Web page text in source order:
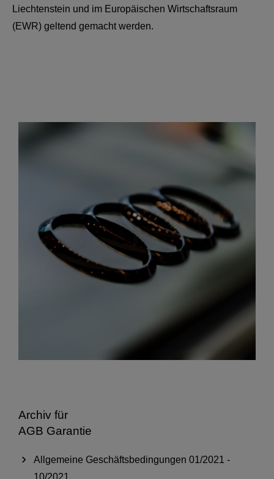
Liechtenstein und im Europäischen Wirtschaftsraum
(EWR) geltend gemacht werden.
Archiv für
AGB Garantie
Allgemeine Geschäftsbedingungen 01/2021 -
10/2021